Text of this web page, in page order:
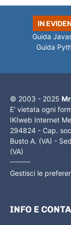
IN
Guida
Guida
© 2003 - 2025
E' vietata ogni
IKIweb Internet
294824 - Cap.
Busto A. (VA) -
(VA)
Gestisci le
INFO E